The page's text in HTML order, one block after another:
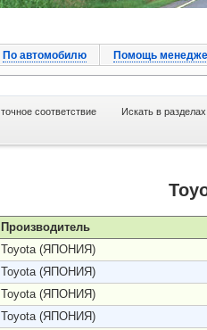
По автомобилю Помощь
точное соответствие
Искать в
Производитель
Toyota (ЯПОНИЯ)
Toyota (ЯПОНИЯ)
Toyota (ЯПОНИЯ)
Toyota (ЯПОНИЯ)